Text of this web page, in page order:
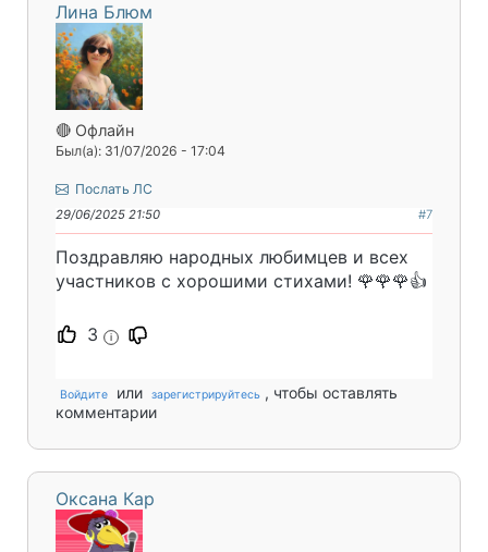
Лина Блюм
🔴 Офлайн
Был(а): 31/07/2026 - 17:04
Послать ЛС
29/06/2025 21:50 #7
Поздравляю народных любимцев и всех
участников с хорошими стихами! 🌹🌹🌹👍
3 i
Войдите или зарегистрируйтесь , чтобы оставлять
комментарии
Оксана Кар